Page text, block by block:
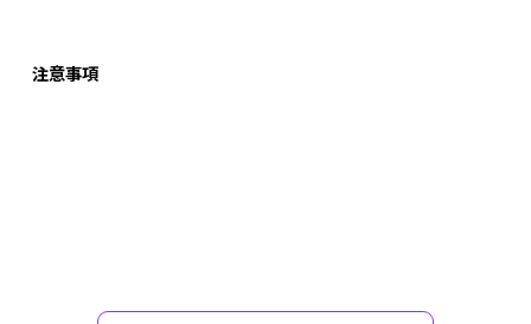
注意事項